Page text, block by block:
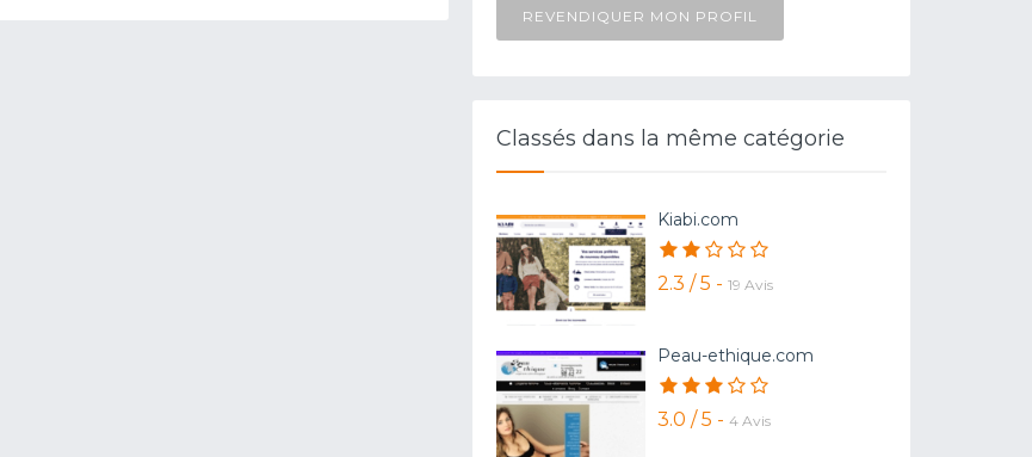
REVENDIQUER MON PROFIL
Classés dans la même catégorie
Kiabi.com
2.3 / 5 -19 Avis
Peau-ethique.com
3.0 / 5 -4 Avis